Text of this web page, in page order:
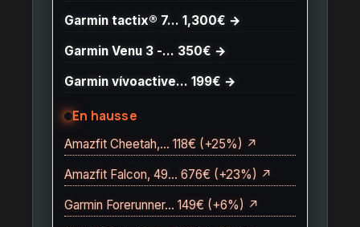
Garmin tactix® 7… 1,300€ →
Garmin Venu 3 -… 350€ →
Garmin vívoactive… 199€ →
En hausse
Amazfit Cheetah,… 118€ (+25%) ↗
Amazfit Falcon, 49… 676€ (+23%) ↗
Garmin Forerunner… 149€ (+6%) ↗